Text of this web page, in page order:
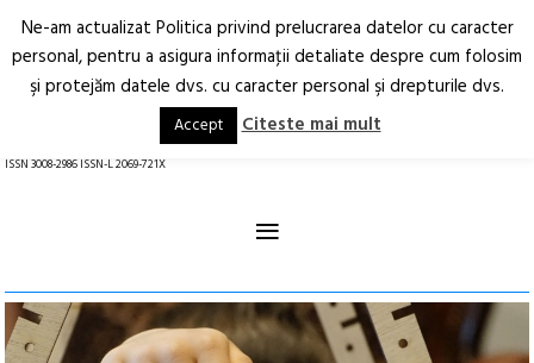
Arhitectură.
Oraș.
RO EN
ISSN 3008-2986 ISSN-L 2069-721X
≡
Ne-am actualizat Politica privind prelucrarea datelor cu caracter
personal, pentru a asigura informaţii detaliate despre cum folosim
şi protejăm datele dvs. cu caracter personal şi drepturile dvs.
Accept Citeste mai mult